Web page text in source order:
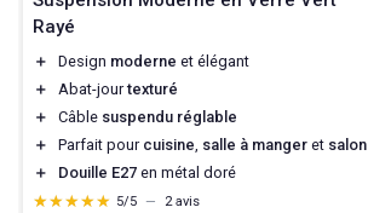
Rayé
＋ Design moderne et élégant
＋
Abat-jourtexturé
＋
Câble suspendu réglable
＋
Parfait pour cuisine, salle à manger et salon
＋
Douille E27 en métal doré
★★★★★
★★★★★ 5/5 — 2 avis